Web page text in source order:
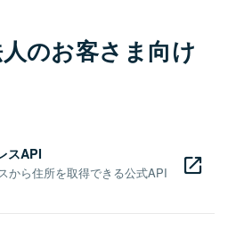
のお客さま向け
スAPI
から住所を取得できる公式API